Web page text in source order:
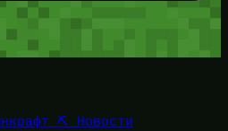
⛏️ Новости